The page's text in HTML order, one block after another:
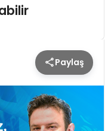
Paylaş